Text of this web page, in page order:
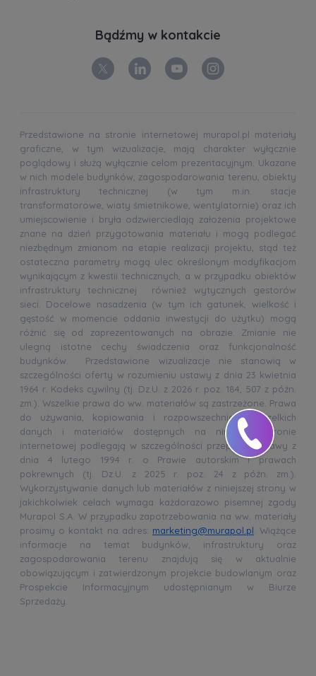
Bądźmy w kontakcie
Przedstawione na stronie internetowej murapol.pl materiały
graficzne, w tym wizualizacje, mają charakter wyłącznie
poglądowy i służą wyłącznie celom prezentacyjnym. Ukazane
w nich modele budynków, zagospodarowania terenu, obiekty
infrastruktury technicznej (w tym m.in. stacje
transformatorowe, wiaty śmietnikowe, wentylatornie) oraz ich
umiejscowienie i bryła odzwierciedlają założenia projektowe
znane na dzień przygotowania materiału i mogą podlegać
niezbędnym zmianom na etapie realizacji projektu, stąd też
ostateczna parametry mogą ulec określonym modyfikacjom
wynikającym z kwestii technicznych, a w przypadku obiektów
infrastruktury technicznej również wytycznych gestorów
sieci. Docelowe nasadzenia (w tym ich gatunek, wielkość i
gęstość w momencie oddania inwestycji do użytku) mogą
różnić się od zaprezentowanych na obrazie. Zmianie nie
ulegną istotne cechy świadczenia oraz funkcjonalność
budynków. Przedstawione wizualizacje nie stanowią w
szczególności oferty w rozumieniu ustawy z dnia 23 kwietnia
1964 r. Kodeks cywilny (tj. Dz.U. z 2026 r. poz. 184, 507 z późn.
zm.). Wszelkie prawa do ww. materiałów są zastrzeżone. Prawa
do używania, kopiowania i rozpowszechniania wszelkich
danych i materiałów dostępnych na niniejszej stronie
internetowej podlegają w szczególności przepisom ustawy z
dnia 4 lutego 1994 r. o Prawie autorskim i prawach
pokrewnych (tj. Dz.U. z 2025 r. poz. 24 z późn. zm.).
Wykorzystywanie danych lub materiałów z niniejszej strony w
jakichkolwiek celach wymaga każdorazowo pisemnej zgody
Murapol S.A. W przypadku zapotrzebowania na ww. materiały
prosimy o kontakt na adres: marketing@murapol.pl . Wiążące
informacje na temat budynków, infrastruktury oraz
zagospodarowania terenu znajdują się w aktualnie
obowiązującym i zatwierdzonym projekcie budowlanym oraz
Prospekcie Informacyjnym udostępnianym w Biurze
Sprzedaży.